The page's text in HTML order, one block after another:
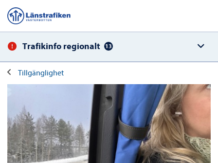
Trafikinfo regionalt 13
Tillgänglighet